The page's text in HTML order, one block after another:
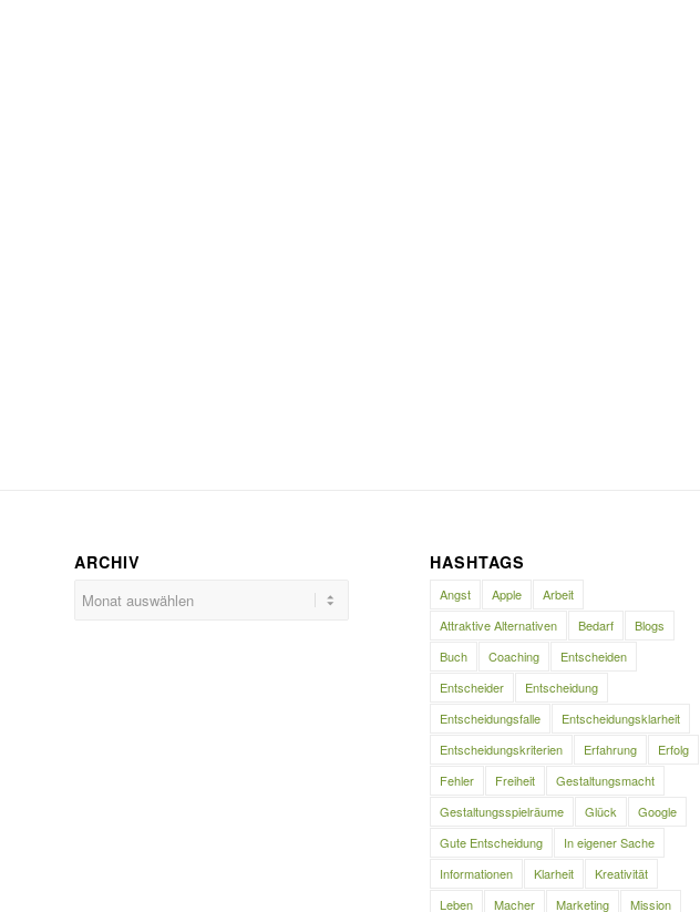
ARCHIV HASHTAGS
Angst Apple
Arbeit
Attraktive Alternativen
Bedarf
Blogs
Buch
Coaching
Entscheiden
Entscheider
Entscheidung
Entscheidungsfalle
Entscheidungsklarheit
Entscheidungskriterien
Erfahrung
Erfolg
Fehler
Freiheit
Gestaltungsmacht
Gestaltungsspielräume
Glück
Google
Gute Entscheidung
In eigener Sache
Informationen
Klarheit
Kreativität
Leben
Macher Marketing Mission